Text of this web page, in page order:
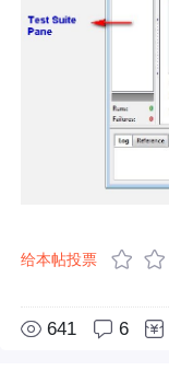
给本帖投票
641 6